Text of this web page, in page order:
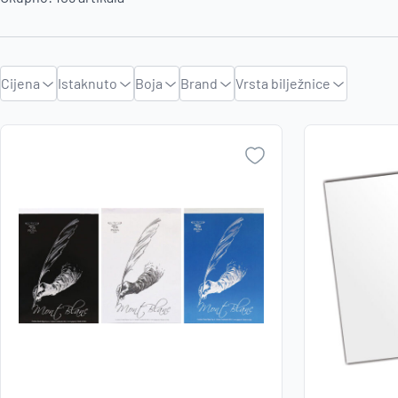
Cijena Istaknuto Boja Brand Vrsta bilježnice